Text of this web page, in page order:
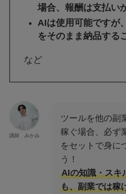
場合、報酬は支払い
AIは使用可能ですが
をそのまま納品する
など
講師 みかみ
ツールを他の副
稼ぐ場合、必ず
をセットで身に
う！
AIの知識・スキ
も、副業では稼